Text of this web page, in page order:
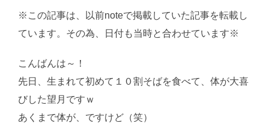
※この記事は、以前noteで掲載していた記事を転載し
ています。その為、日付も当時と合わせています※
こんばんは～！
先日、生まれて初めて１０割そばを食べて、体が大喜
びした望月ですｗ
あくまで体が、ですけど（笑）